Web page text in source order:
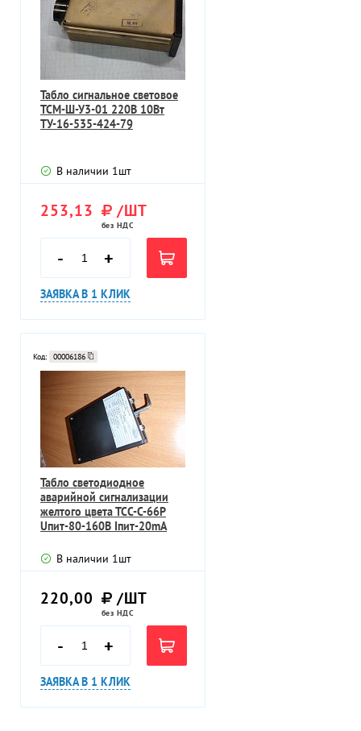
Табло сигнальное световое
ТСМ-Ш-У3-01 220В 10Вт
ТУ-16-535-424-79
В наличии 1шт
253,13 /ШТ
без НДС
- +
ЗАЯВКА В 1 КЛИК
Код: 00006186
Табло светодиодное
аварийной сигнализации
желтого цвета ТСС-С-66Р
Uпит-80-160В Iпит-20mA
В наличии 1шт
220,00 /ШТ
без НДС
- +
ЗАЯВКА В 1 КЛИК